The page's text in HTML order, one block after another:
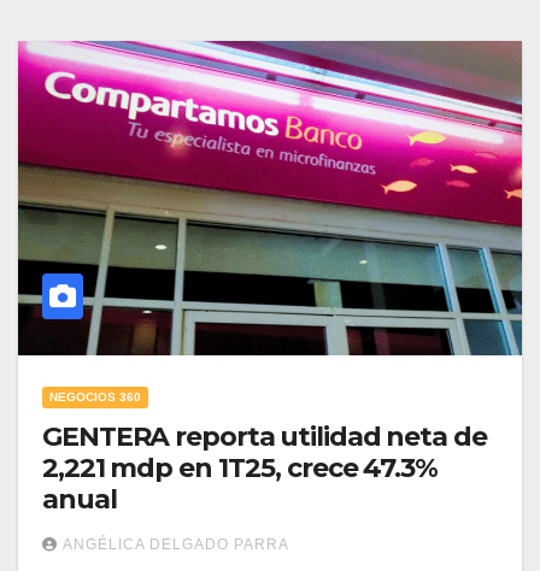
NEGOCIOS 360
GENTERA reporta utilidad neta de
2,221 mdp en 1T25, crece 47.3%
anual
ANGÉLICA DELGADO PARRA